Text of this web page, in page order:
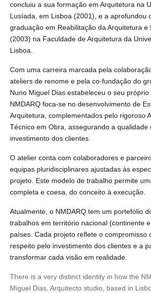
concluiu a sua formação em Arquitetura na
Lusíada, em Lisboa (2001), e a aprofundou
graduação em Reabilitação da Arquitetura e
(2003) na Faculdade de Arquitetura da
Lisboa.
Com uma carreira marcada pela
ateliers de renome e pela co-fundação do
Nuno Miguel Dias estabeleceu o seu
NMDARQ foca-se no desenvolvimento de
Arquitetura, complementados pelo rigoroso
Técnico em Obra, assegurando a qualidade
investimento dos clientes.
O atelier conta com colaboradores e
equipas pluridisciplinares ajustadas às
projeto. Este modelo de trabalho permite
completa e coesa, do conceito à execução.
Atualmente, o NMDARQ tem um portefólio
trabalhos em território nacional (continente
países. Cada projeto reflete o compromisso
respeito pelo investimento dos clientes e a
transformar cada visão em realidade.
There is a very distinct identity in how the
Miguel Dias, Arquitecto studio, based in